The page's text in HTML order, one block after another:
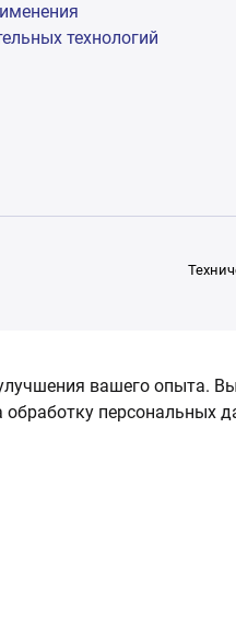
технологий
вашего опыта.
персональных